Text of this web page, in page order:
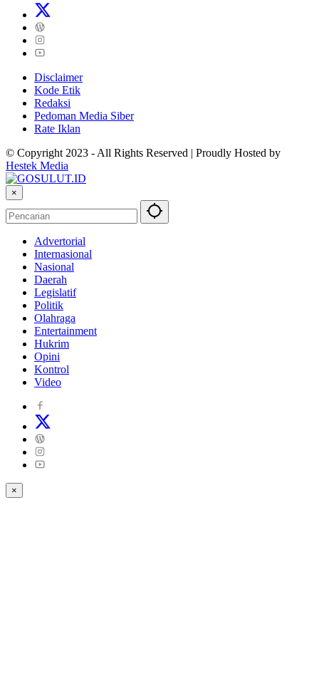
Disclaimer
Kode Etik
Redaksi
Pedoman Media Siber
Rate Iklan
© Copyright 2023 - All Rights Reserved | Proudly Hosted by
Hestek Media
×
Advertorial
Internasional
Nasional
Daerah
Legislatif
Politik
Olahraga
Entertainment
Hukrim
Opini
Kontrol
Video
×